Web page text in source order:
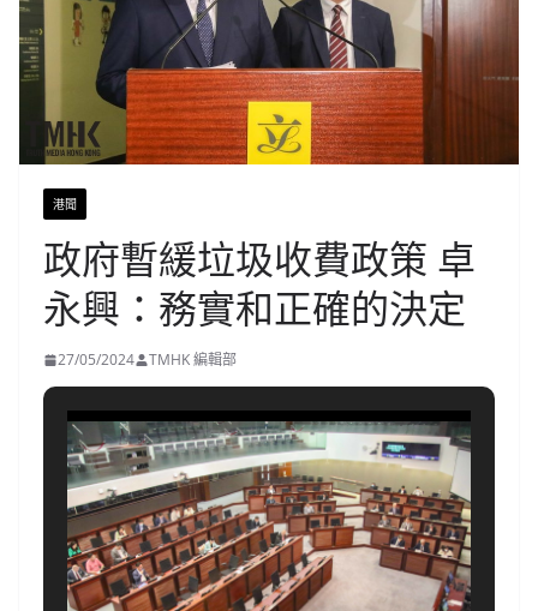
港聞
政府暫緩垃圾收費政策 卓
永興：務實和正確的決定
27/05/2024 TMHK 編輯部